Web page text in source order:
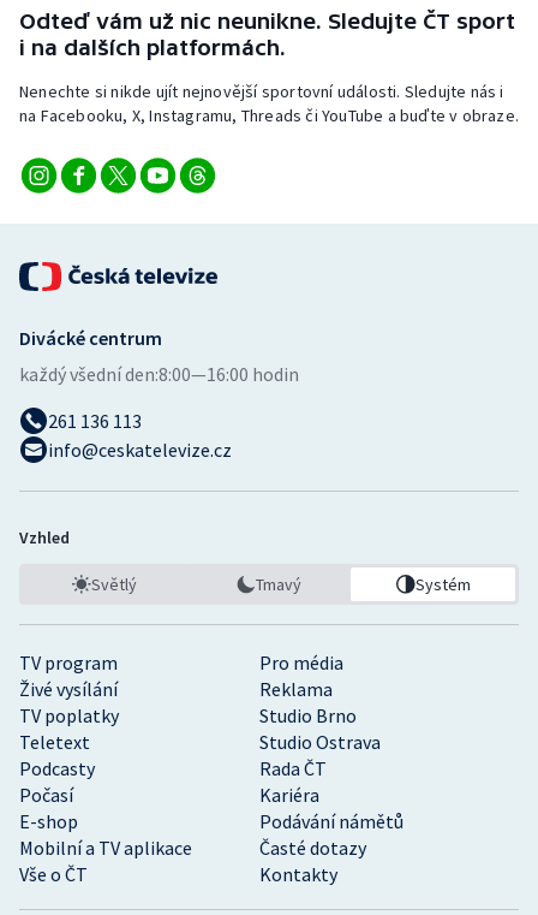
Vodní slalom
Volejbal
Odteď vám už nic neunikne. Sledujte ČT sport
i na dalších platformách.
Nenechte si nikde ujít nejnovější sportovní události. Sledujte nás i
na Facebooku, X, Instagramu, Threads či YouTube a buďte v obraze.
TV program
Pro média
Živé vysílání
Reklama
TV poplatky
Studio Brno
Teletext
Studio Ostrava
Podcasty
Rada ČT
Počasí
Kariéra
E-shop
Podávání námětů
Mobilní a TV aplikace
Časté dotazy
Vše o ČT
Kontakty
Divácké centrum
každý všední den:8:00—16:00 hodin
261 136 113
info@ceskatelevize.cz
Vzhled
Světlý Tmavý Systém